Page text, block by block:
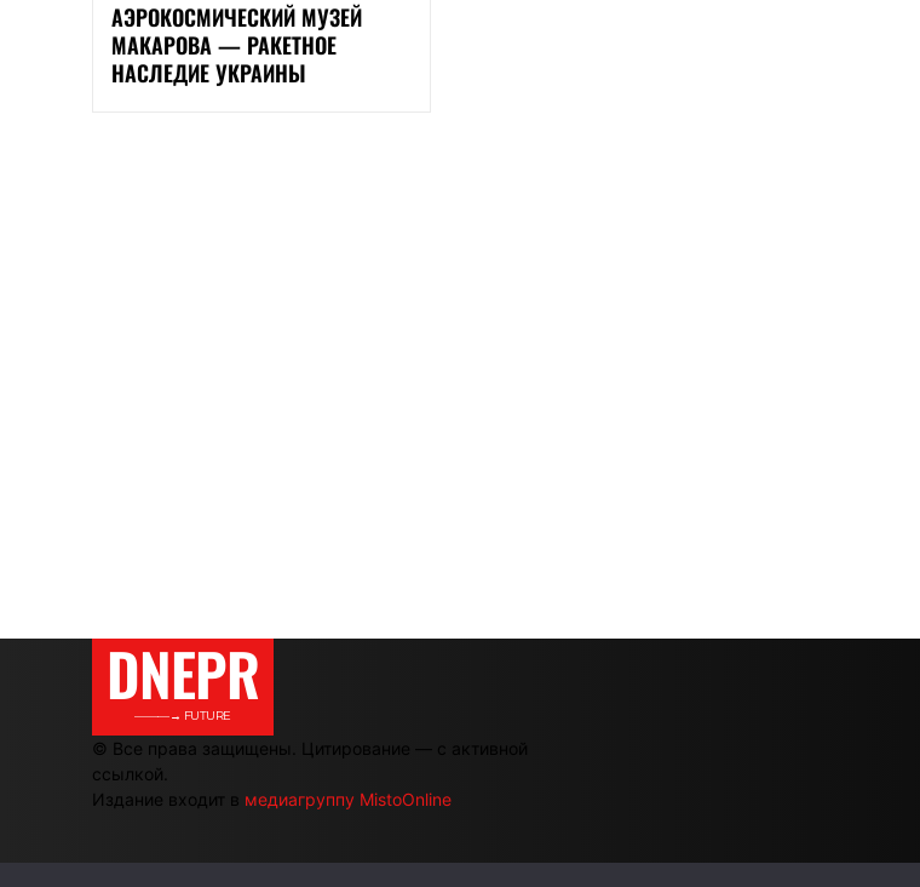
АЭРОКОСМИЧЕСКИЙ МУЗЕЙ
МАКАРОВА — РАКЕТНОЕ
НАСЛЕДИЕ УКРАИНЫ
DNEPR
———→ FUTURE
© Все права защищены. Цитирование — с активной
ссылкой.
Издание входит в медиагруппу MistoOnline